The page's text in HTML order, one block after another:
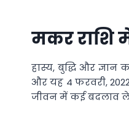
मकर राशि
हास्य, बुद्धि और ज्ञान
और यह 4 फरवरी,
जीवन में कई बदलाव